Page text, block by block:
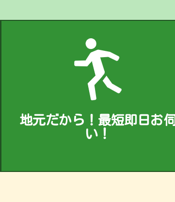
地元だから！最短即日お伺
い！